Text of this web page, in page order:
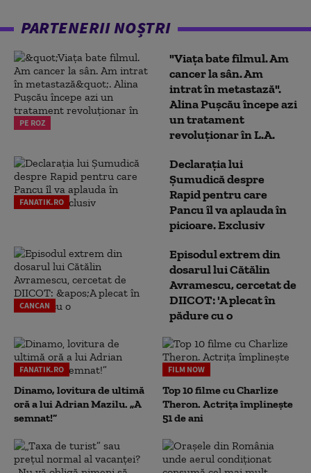
PARTENERII NOȘTRI
PE ROZ
"Viața bate filmul. Am
cancer la sân. Am
intrat în metastază".
Alina Pușcău începe azi
un tratament
revoluționar în L.A.
FANATIK.RO
Declarația lui
Șumudică despre
Rapid pentru care
Pancu îl va aplauda în
picioare. Exclusiv
CANCAN
Episodul extrem din
dosarul lui Cătălin
Avramescu, cercetat de
DIICOT: 'A plecat în
pădure cu o
FANATIK.RO
Dinamo, lovitura de ultimă
oră a lui Adrian Mazilu. „A
semnat!”
FILM NOW
Top 10 filme cu Charlize
Theron. Actrița împlinește
51 de ani